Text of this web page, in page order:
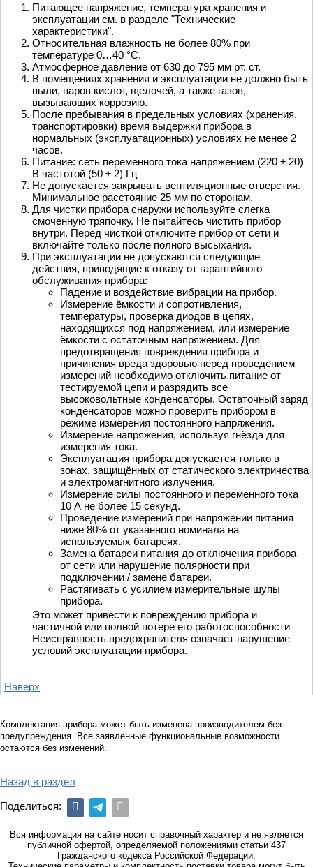
Питающее напряжение, температура хранения и
эксплуатации см. в разделе "Технические
характеристики".
Относительная влажность не более 80% при
температуре 0…40 °С.
Атмосферное давление от 630 до 795 мм рт. ст.
В помещениях хранения и эксплуатации не должно быть
пыли, паров кислот, щелочей, а также газов,
вызывающих коррозию.
После пребывания в предельных условиях (хранения,
транспортировки) время выдержки прибора в
нормальных (эксплуатационных) условиях не менее 2
часов.
Питание: сеть переменного тока напряжением (220 ± 20)
В частотой (50 ± 2) Гц
Не допускается закрывать вентиляционные отверстия.
Минимальное расстояние 25 мм по сторонам.
Для чистки прибора снаружи используйте слегка
смоченную тряпочку. Не пытайтесь чистить прибор
внутри. Перед чисткой отключите прибор от сети и
включайте только после полного высыхания.
При эксплуатации не допускаются следующие
действия, приводящие к отказу от гарантийного
обслуживания прибора:
Падение и воздействие вибрации на прибор.
Измерение ёмкости и сопротивления,
температуры, проверка диодов в цепях,
находящихся под напряжением, или измерение
ёмкости с остаточным напряжением. Для
предотвращения повреждения прибора и
причинения вреда здоровью перед проведением
измерений необходимо отключить питание от
тестируемой цепи и разрядить все
высоковольтные конденсаторы. Остаточный заряд
конденсаторов можно проверить прибором в
режиме измерения постоянного напряжения.
Измерение напряжения, используя гнёзда для
измерения тока.
Эксплуатация прибора допускается только в
зонах, защищённых от статического электричества
и электромагнитного излучения.
Измерение силы постоянного и переменного тока
10 А не более 15 секунд.
Проведение измерений при напряжении питания
ниже 80% от указанного номинала на
используемых батареях.
Замена батареи питания до отключения прибора
от сети или нарушение полярности при
подключении / замене батареи.
Растягивать с усилием измерительные щупы
прибора.
Это может привести к повреждению прибора и
частичной или полной потере его работоспособности
Неисправность предохранителя означает нарушение
условий эксплуатации прибора.
Наверх
Комплектация прибора может быть изменена производителем без
предупреждения. Все заявленные функциональные возможности
остаются без изменений.
Назад в раздел
Поделиться:
Вся информация на сайте носит справочный характер и не является
публичной офертой, определяемой положениями статьи 437
Гражданского кодекса Российской Федерации.